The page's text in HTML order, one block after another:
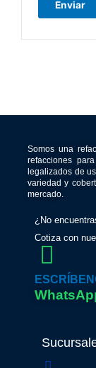
Somos una
refacciones
legalizados de
variedad y
mercado.
¿No
Cotiza con